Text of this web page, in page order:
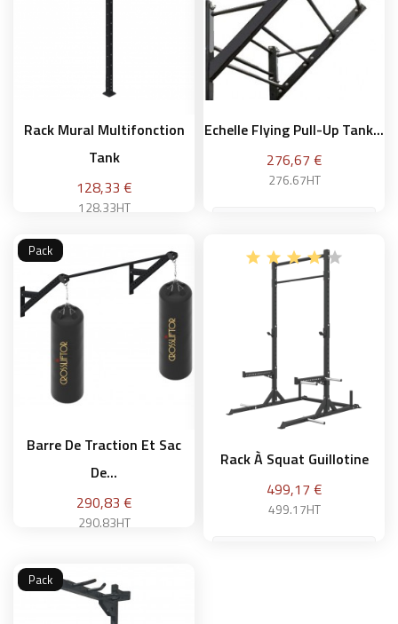
Rack Mural Multifonction
Tank
Prix
128,33 €
128.33HT
Ajouter au panier
Echelle Flying Pull-Up Tank...
Prix
276,67 €
276.67HT
Ajouter au panier
Barre De Traction Et Sac
De...
Prix
290,83 €
290.83HT
Ajouter au panier
Pack
Rack À Squat Guillotine
Prix
499,17 €
499.17HT
Pack